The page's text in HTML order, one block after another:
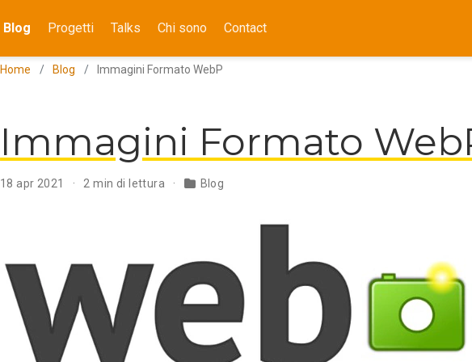
Blog Progetti Talks Chi sono Contact
Home Blog Immagini Formato WebP
Immagini Formato
18 apr 2021 2 min di lettura Blog